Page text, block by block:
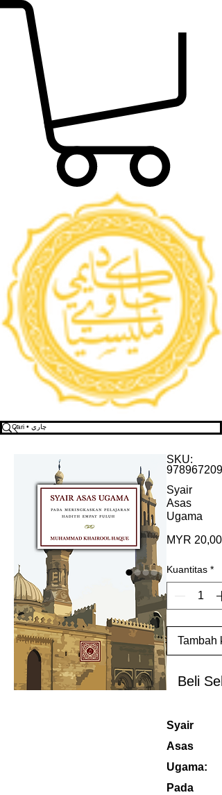
SKU:
Syair
Asas
Ugama
MYR 20,00
Kuantitas *
Tambah
Beli
Syair
Asas
Ugama:
Pada